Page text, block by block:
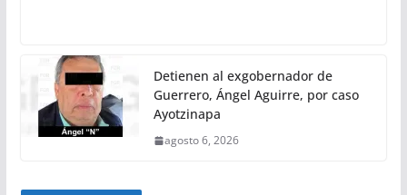
Detienen al exgobernador de
Guerrero, Ángel Aguirre, por caso
Ayotzinapa
agosto 6, 2026